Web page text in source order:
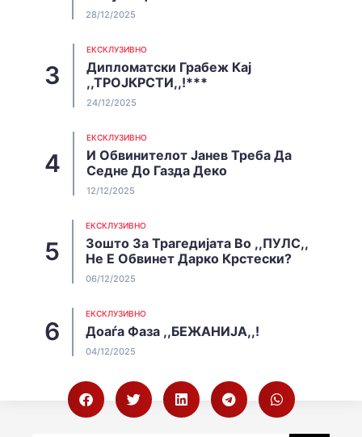
28/12/2025
EКСКЛУЗИВНО
Дипломатски Грабеж Кај
,,ТРОЈКРСТИ,,!***
24/12/2025
EКСКЛУЗИВНО
И Обвинителот Јанев Треба Да
Седне До Газда Деко
12/12/2025
EКСКЛУЗИВНО
Зошто За Трагедијата Во ,,ПУЛС,,
Не Е Обвинет Дарко Крстески?
06/12/2025
EКСКЛУЗИВНО
Доаѓа Фаза ,,БЕЖАНИЈА,,!
04/12/2025